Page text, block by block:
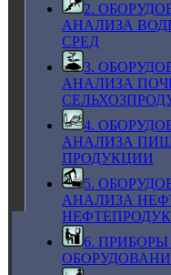
2.
АНАЛИЗА
СРЕД
3.
АНАЛИЗА
4.
АНАЛИЗА
ПРОДУКЦИИ
5.
АНАЛИЗА
6. ПРИБОРЫ